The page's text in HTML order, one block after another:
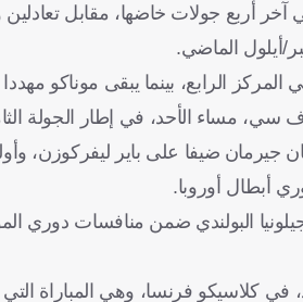
17 نقطة، بعدما حقق فوزا وحيدا في آخر أربع جولات خاضها، مقابل
أيلول الماضي.
فريق ستراسبورج برصيد 16 نقطة، ومن خلفه أولمبيك ليون 15 نقطة في المركز الرابع، بينما يبقى
ضيفا على باير ليفركوزن،
أبطال أوروبا.
البولندي ضمن منافسات دوري
رد، في كلاسيكو فرنسا، وهي المباراة